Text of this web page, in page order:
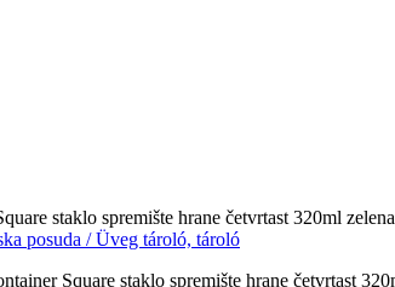
staklo spremište hrane četvrtast 320ml zelena
posuda /Üveg tároló, tároló